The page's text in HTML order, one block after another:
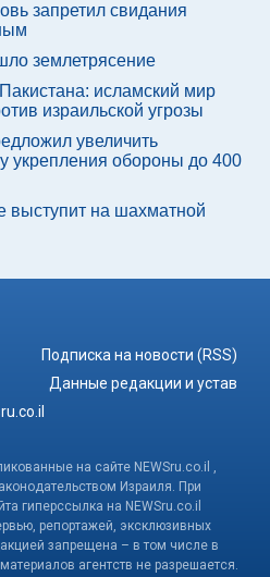
запретил свидания
землетрясение
исламский мир
израильской угрозы
увеличить
укрепления обороны до 400
выступит на шахматной
Подписка на новости (RSS)
Данные редакции и устав
на сайте NEWSru.co.il ,
Израиля. При
гиперссылка на NEWSru.co.il
репортажей, эксклюзивных
запрещена – в том числе в
агентств не разрешается.